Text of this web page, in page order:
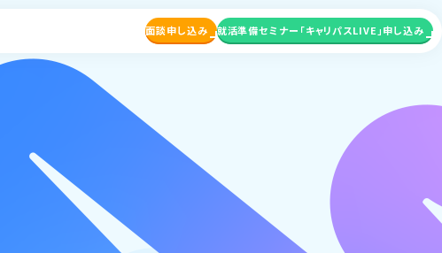
面談申し込み 就活準備セミナー 「キャリパスLIVE」申し込み